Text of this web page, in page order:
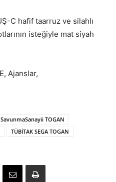
C hafif taarruz ve silahlı
isteğiyle mat siyah
Ajanslar,
SavunmaSanayii TOGAN
TÜBİTAK SEGA TOGAN